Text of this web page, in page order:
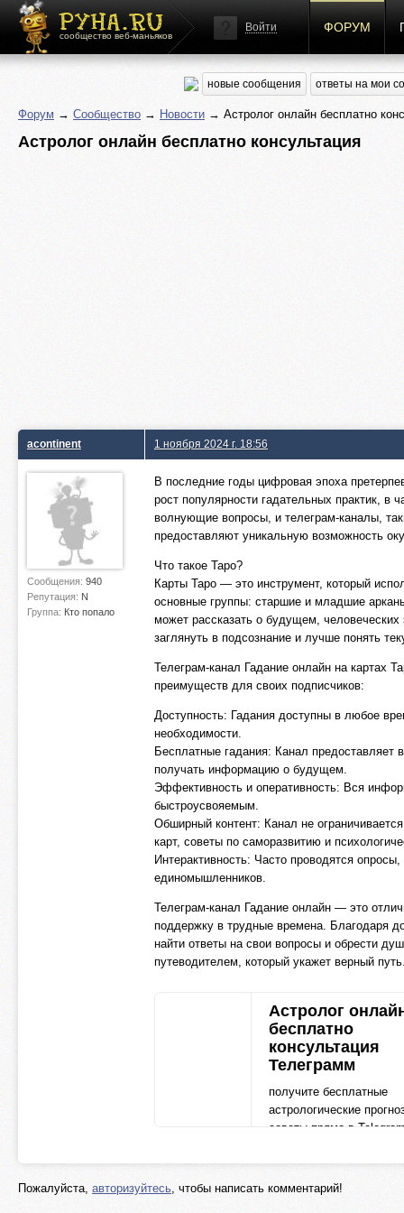
сообщество веб-маньяков
Войти ФОРУМ
новые сообщения ответы на мои
Форум → Сообщество → Новости → Астролог онлайн бесплатно
Астролог онлайн бесплатно консультация
acontinent
Сообщения: 940
Репутация: N
Группа: Кто попало
1 ноября 2024 г. 18:56
В последние годы цифровая эпоха
рост популярности гадательных практик, в
волнующие вопросы, и телеграм-каналы,
предоставляют уникальную возможность
Что такое Таро?
Карты Таро — это инструмент, который
основные группы: старшие и младшие
может рассказать о будущем, человеческих
заглянуть в подсознание и лучше понять
Телеграм-канал Гадание онлайн на картах
преимуществ для своих подписчиков:
Доступность: Гадания доступны в любое
необходимости.
Бесплатные гадания: Канал предоставляет
получать информацию о будущем.
Эффективность и оперативность: Вся
быстроусвояемым.
Обширный контент: Канал не
карт, советы по саморазвитию и
Интерактивность: Часто проводятся
единомышленников.
Телеграм-канал Гадание онлайн — это
поддержку в трудные времена. Благодаря
найти ответы на свои вопросы и обрести
путеводителем, который укажет верный
Астролог
бесплатно
консультация
Телеграмм
получите бесплатные
астрологические
советы прямо в
профессиональными
астрологами и узнайте,
Пожалуйста, авторизуйтесь, чтобы написать комментарий!